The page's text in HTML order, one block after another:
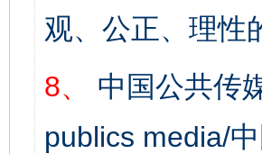
观、公正、理性
8、
中国公共传
publics media/